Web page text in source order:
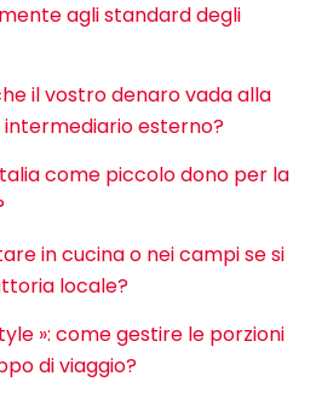
agli standard degli
il vostro denaro vada alla
intermediario esterno?
come piccolo dono per la
in cucina o nei campi se si
locale?
»: come gestire le porzioni
di viaggio?